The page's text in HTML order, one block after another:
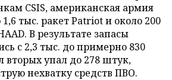
CSIS, американская армия
тыс. ракет Patriot и около 200
В результате запасы
с 2,3 тыс. до примерно 830
вторых упал до 278 штук,
нехватку средств ПВО.